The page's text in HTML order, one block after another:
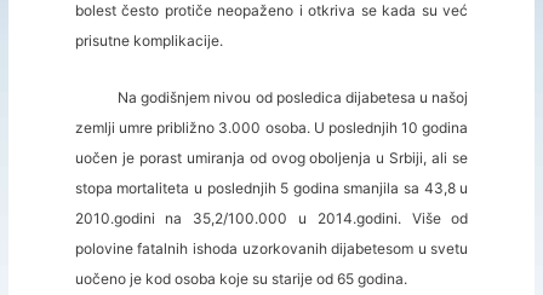
bolest često protiče neopaženo i otkriva se kada su već
prisutne komplikacije.
Na godišnjem nivou od posledica dijabetesa u našoj
zemlji umre približno 3.000 osoba. U poslednjih 10 godina
uočen je porast umiranja od ovog oboljenja u Srbiji, ali se
stopa mortaliteta u poslednjih 5 godina smanjila sa 43,8 u
2010.godini na 35,2/100.000 u 2014.godini. Više od
polovine fatalnih ishoda uzorkovanih dijabetesom u svetu
uočeno je kod osoba koje su starije od 65 godina.